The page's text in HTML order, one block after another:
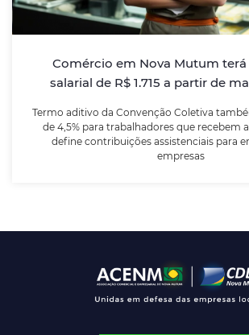
Comércio em Nova Mutum
salarial de R$ 1.715 a partir de
Termo aditivo da Convenção Coletiva
de 4,5% para trabalhadores que recebem
define contribuições assistenciais para
empresas
Termo aditivo da Convenção Coletiva
reajuste de 4,5% para trabalhadores
para empregados e empresas
LEIA MAIS